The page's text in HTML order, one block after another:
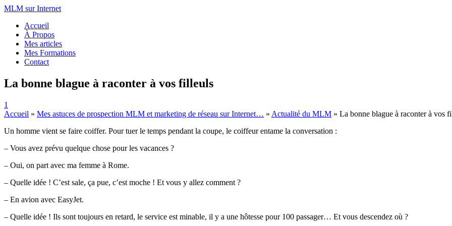
MLM sur Internet
Accueil
À Propos
Mes articles
Mes Formations
Contact
La bonne blague à raconter à vos filleuls
1
Accueil » Mes astuces de prospection MLM et marketing de réseau sur Internet… » Actualité du MLM » La bonne blague à raconter à vos
Un homme vient se faire coiffer. Pour tuer le temps pendant la coupe, le coiffeur entame la conversation :
– Vous avez prévu quelque chose pour les vacances ?
– Oui, on part avec ma femme à Rome.
– Quelle idée ! C’est sale, ça pue, c’est moche ! Et vous y allez comment ?
– En avion avec EasyJet.
– Quelle idée ! Ils sont toujours en retard, le service est minable, il y a une hôtesse pour 100 passager… Et vous descendez où ?